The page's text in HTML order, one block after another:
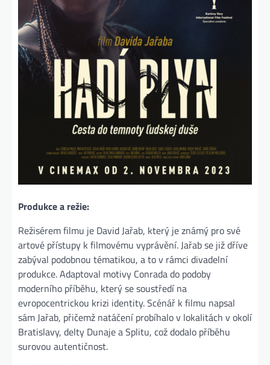
Produkce a režie:
Režisérem filmu je David Jařab, který je známý pro své
artové přístupy k filmovému vyprávění. Jařab se již dříve
zabýval podobnou tématikou, a to v rámci divadelní
produkce. Adaptoval motivy Conrada do podoby
moderního příběhu, který se soustředí na
evropocentrickou krizi identity. Scénář k filmu napsal
sám Jařab, přičemž natáčení probíhalo v lokalitách v okolí
Bratislavy, delty Dunaje a Splitu, což dodalo příběhu
surovou autentičnost.